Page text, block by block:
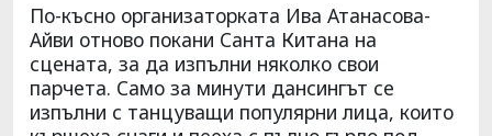
По-късно организаторката Ива Атанасова-
Айви отново покани Санта Китана на
сцената, за да изпълни няколко свои
парчета. Само за минути дансингът се
изпълни с танцуващи популярни лица, които